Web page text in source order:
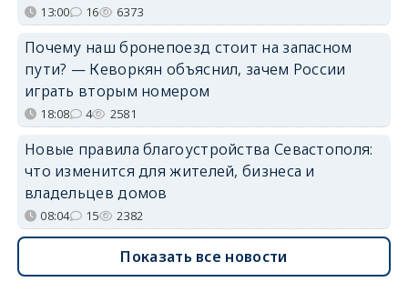
13:00 16 6373
Почему наш бронепоезд стоит на запасном
пути? — Кеворкян объяснил, зачем России
играть вторым номером
18:08 4 2581
Новые правила благоустройства Севастополя:
что изменится для жителей, бизнеса и
владельцев домов
08:04 15 2382
Показать все новости